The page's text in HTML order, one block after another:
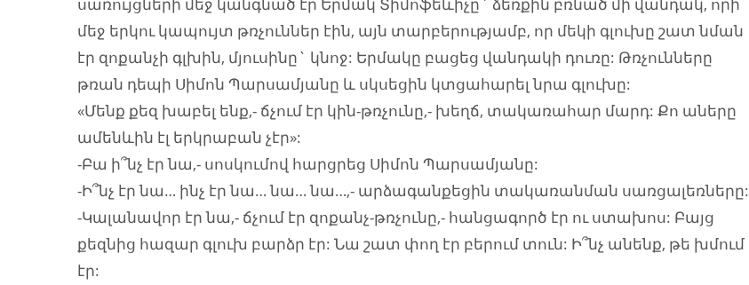
մեջ երկու կապույտ թռչուններ էին, այն տարբերությամբ, որ մեկի գլուխը շատ նման
էր զոքանչի գլխին, մյուսինը` կնոջ: Երմակը բացեց վանդակի դուռը: Թռչունները
թռան դեպի Սիմոն Պարսամյանը և սկսեցին կտցահարել նրա գլուխը:
«Մենք քեզ խաբել ենք,- ճչում էր կին-թռչունը,- խեղճ, տակառահար մարդ: Քո աները
ամենևին էլ երկրաբան չէր»:
-Բա ի՞նչ էր նա,- սոսկումով հարցրեց Սիմոն Պարսամյանը:
-Ի՞նչ էր նա… ինչ էր նա… նա… նա…,- արձագանքեցին տակառանման սառցալեռները:
-Կալանավոր էր նա,- ճչում էր զոքանչ-թռչունը,- հանցագործ էր ու ստախոս: Բայց
քեզնից հազար գլուխ բարձր էր: Նա շատ փող էր բերում տուն: Ի՞նչ անենք, թե խմում
էր: